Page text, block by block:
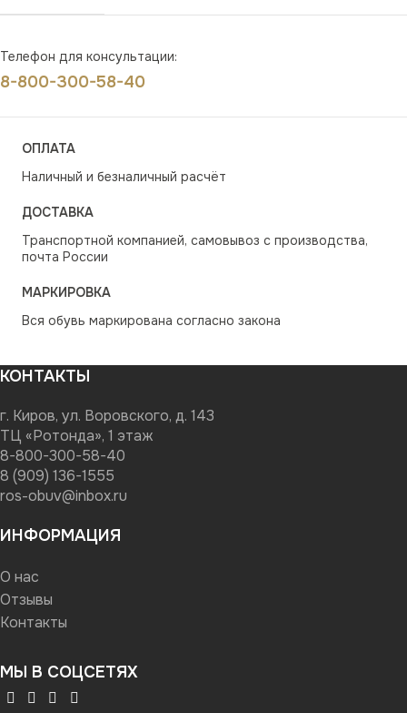
Телефон для консультации:
8-800-300-58-40
ОПЛАТА
Наличный и безналичный расчёт
ДОСТАВКА
Транспортной компанией, самовывоз с производства,
почта России
МАРКИРОВКА
Вся обувь маркирована согласно закона
КОНТАКТЫ
г. Киров, ул. Воровского, д. 143
ТЦ «Ротонда», 1 этаж
8-800-300-58-40
8 (909) 136-1555
ros-obuv@inbox.ru
ИНФОРМАЦИЯ
О нас
Отзывы
Контакты
МЫ В СОЦСЕТЯХ